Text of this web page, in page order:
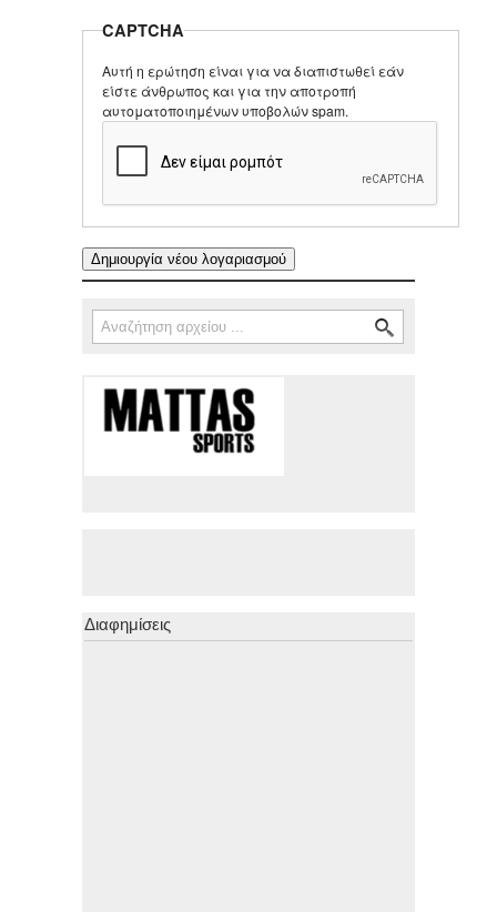
CAPTCHA
Αυτή η ερώτηση είναι για να διαπιστωθεί εάν
είστε άνθρωπος και για την αποτροπή
αυτοματοποιημένων υποβολών spam.
Φόρμα αναζήτησης
Αναζήτηση
Διαφημίσεις